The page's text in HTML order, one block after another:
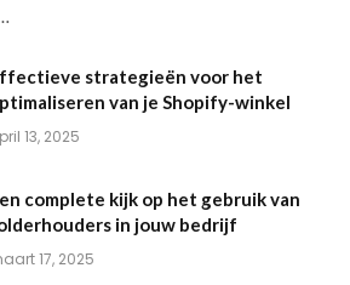
strategieën voor het
van je Shopify-winkel
13, 2025
complete kijk op het gebruik van
in jouw bedrijf
17, 2025